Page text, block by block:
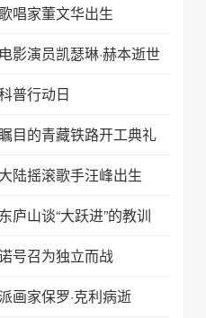
唱家董文华出生
影演员凯瑟琳·赫本逝世
普行动日
目的青藏铁路开工典礼
陆摇滚歌手汪峰出生
庐山谈“大跃进”的教训
号召为独立而战
画家保罗·克利病逝